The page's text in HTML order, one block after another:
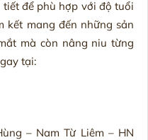
để phù hợp với độ tuổi
kết mang đến những sản
mà còn nâng niu từng
tại:
– Nam Từ Liêm – HN